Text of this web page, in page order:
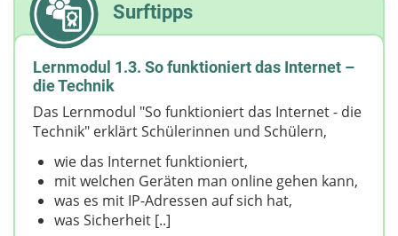
Surftipps
Lernmodul 1.3. So funktioniert das Internet –
die Technik
Das Lernmodul "So funktioniert das Internet - die
Technik" erklärt Schülerinnen und Schülern,
wie das Internet funktioniert,
mit welchen Geräten man online gehen kann,
was es mit IP-Adressen auf sich hat,
was Sicherheit [..]